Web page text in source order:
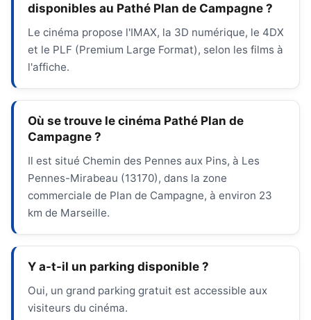
disponibles au Pathé Plan de Campagne ?
Le cinéma propose l'IMAX, la 3D numérique, le 4DX
et le PLF (Premium Large Format), selon les films à
l'affiche.
Où se trouve le cinéma Pathé Plan de
Campagne ?
Il est situé Chemin des Pennes aux Pins, à Les
Pennes-Mirabeau (13170), dans la zone
commerciale de Plan de Campagne, à environ 23
km de Marseille.
Y a-t-il un parking disponible ?
Oui, un grand parking gratuit est accessible aux
visiteurs du cinéma.